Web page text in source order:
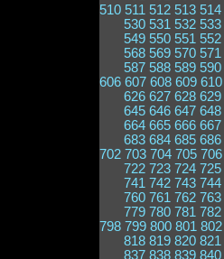
510 511 512 513 514
530 531 532 533
549 550 551 552
568 569 570 571
587 588 589 590
606 607 608 609 610
626 627 628 629
645 646 647 648
664 665 666 667
683 684 685 686
702 703 704 705 706
722 723 724 725
741 742 743 744
760 761 762 763
779 780 781 782
798 799 800 801 802
818 819 820 821
837 838 839 840